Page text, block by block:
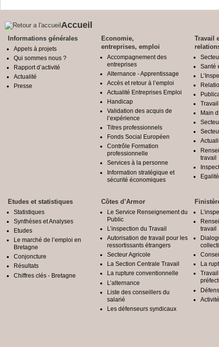
Accueil
Informations générales
Appels à projets
Qui sommes nous ?
Rapport d’activité
Actualité
Presse
Economie,
entreprises, emploi
Accompagnement des
entreprises
Alternance - Apprentissage
Accès et retour à l’emploi
Actualité Entreprises Emploi
Handicap
Validation des acquis de
l’expérience
Titres professionnels
Fonds Social Européen
Contrôle Formation
professionnelle
Services à la personne
Information stratégique et
sécurité économiques
Travail
Santé
Main
travail
Etudes et statistiques
Statistiques
Synthèses et Analyses
Etudes
Le marché de l’emploi en
Bretagne
Conjoncture
Résultats
Chiffres clés - Bretagne
Côtes d’Armor
Le Service Renseignement du
Public
L’inspection du Travail
Autorisation de travail pour les
ressortissants étrangers
Secteur Agricole
La Section Centrale Travail
La rupture conventionnelle
L’alternance
Liste des conseillers du
salarié
Les défenseurs syndicaux
travail
La